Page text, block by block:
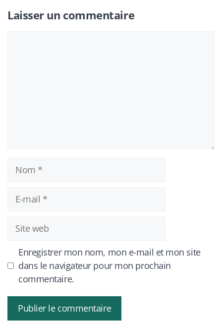
Laisser un commentaire
mail
Site
web
Enregistrer mon nom, mon e-mail et mon site
dans le navigateur pour mon prochain
commentaire.